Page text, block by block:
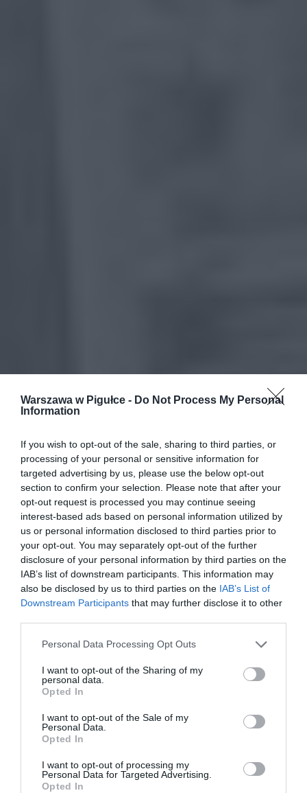
Warszawa w Pigułce - Do Not Process My Personal
Information
If you wish to opt-out of the sale, sharing to third parties, or
processing of your personal or sensitive information for
targeted advertising by us, please use the below opt-out
section to confirm your selection. Please note that after your
opt-out request is processed you may continue seeing
interest-based ads based on personal information utilized by
us or personal information disclosed to third parties prior to
your opt-out. You may separately opt-out of the further
disclosure of your personal information by third parties on the
IAB’s list of downstream participants. This information may
also be disclosed by us to third parties on the IAB’s List of
Downstream Participants that may further disclose it to other
Personal Data Processing Opt Outs
I want to opt-out of the Sharing of my
personal data.
Opted In
I want to opt-out of the Sale of my
Personal Data.
Opted In
I want to opt-out of processing my
Personal Data for Targeted Advertising.
Opted In